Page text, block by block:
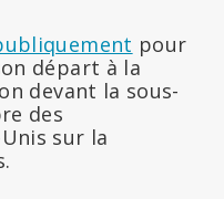
pour
départ à la
devant la sous-
des
sur la